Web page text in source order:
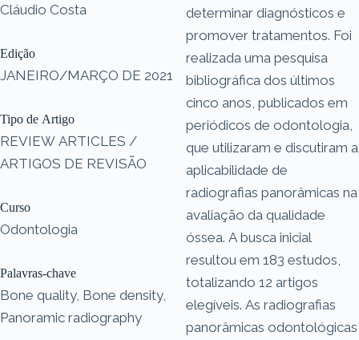
Cláudio Costa
Edição
JANEIRO/MARÇO DE 2021
Tipo de Artigo
REVIEW ARTICLES /
ARTIGOS DE REVISÃO
Curso
Odontologia
Palavras-chave
Bone quality, Bone density,
Panoramic radiography
determinar diagnósticos e
promover tratamentos. Foi
realizada uma pesquisa
bibliográfica dos últimos
cinco anos, publicados em
periódicos de odontologia,
que utilizaram e discutiram a
aplicabilidade de
radiografias panorâmicas na
avaliação da qualidade
óssea. A busca inicial
resultou em 183 estudos,
totalizando 12 artigos
elegíveis. As radiografias
panorâmicas odontológicas